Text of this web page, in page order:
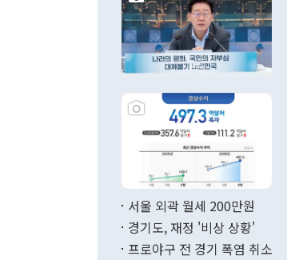
서울 외곽 월세 200만원
경기도, 재정 '비상 상황'
프로야구 전 경기 폭염 취소